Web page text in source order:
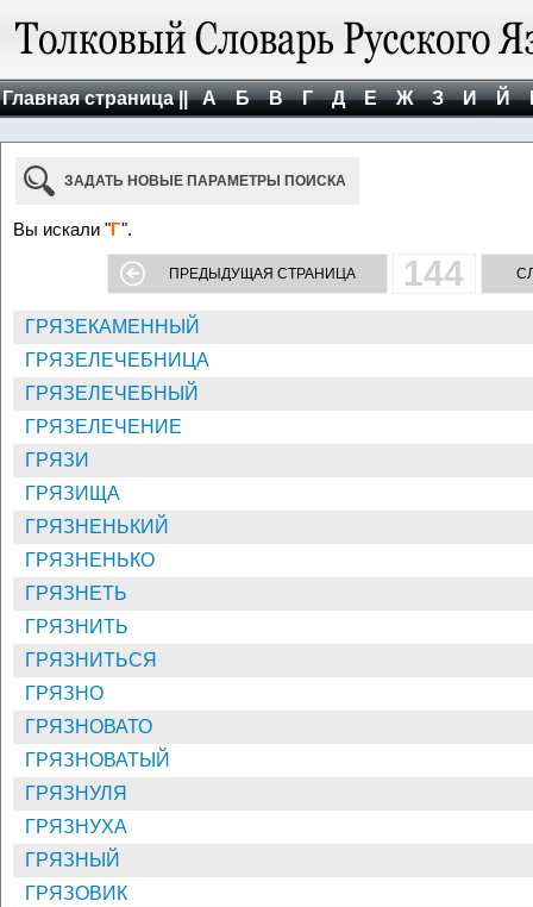
Главная страница || А Б В Г Д Е Ж З И Й
ЗАДАТЬ НОВЫЕ ПАРАМЕТРЫ ПОИСКА
Вы искали "Г".
ПРЕДЫДУЩАЯ СТРАНИЦА 144
ГРЯЗЕКАМЕННЫЙ
ГРЯЗЕЛЕЧЕБНИЦА
ГРЯЗЕЛЕЧЕБНЫЙ
ГРЯЗЕЛЕЧЕНИЕ
ГРЯЗИ
ГРЯЗИЩА
ГРЯЗНЕНЬКИЙ
ГРЯЗНЕНЬКО
ГРЯЗНЕТЬ
ГРЯЗНИТЬ
ГРЯЗНИТЬСЯ
ГРЯЗНО
ГРЯЗНОВАТО
ГРЯЗНОВАТЫЙ
ГРЯЗНУЛЯ
ГРЯЗНУХА
ГРЯЗНЫЙ
ГРЯЗОВИК